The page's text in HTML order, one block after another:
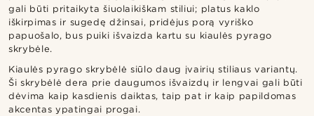
gali būti pritaikyta šiuolaikiškam stiliui; platus kaklo
iškirpimas ir sugedę džinsai, pridėjus porą vyriško
papuošalo, bus puiki išvaizda kartu su kiaulės pyrago
skrybėle.
Kiaulės pyrago skrybėlė siūlo daug įvairių stiliaus variantų.
Ši skrybėlė dera prie daugumos išvaizdų ir lengvai gali būti
dėvima kaip kasdienis daiktas, taip pat ir kaip papildomas
akcentas ypatingai progai.